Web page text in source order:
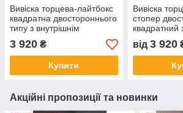
Вивіска торцева-лайтбокс
квадратна двостороннього
типу з внутрішнім
3 920 ₴
Купити
Вивіска
стопер
квадратний
від 3 920
Акційні пропозиції та новинки